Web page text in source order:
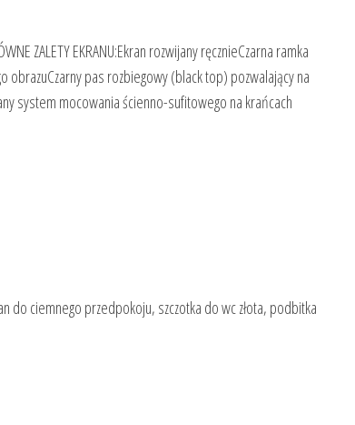
ZALETY EKRANU:Ekran rozwijany ręcznieCzarna ramka
pas rozbiegowy (black top) pozwalający na
system mocowania ścienno-sufitowego na krańcach
do ciemnego przedpokoju, szczotka do wc złota, podbitka